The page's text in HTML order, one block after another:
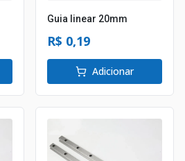
Guia linear 20mm
R$ 0,19
Adicionar